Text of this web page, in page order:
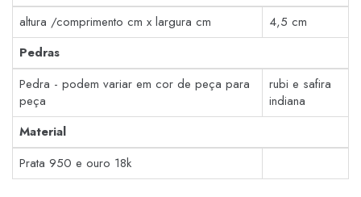
altura /comprimento cm x largura cm
4,5 cm
Pedras
Pedra - podem variar em cor de peça para
peça
rubi e safira
indiana
Material
Prata 950 e ouro 18k